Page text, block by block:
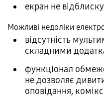
екран не
Можливі недоліки
відсутність
складними
функціонал
не дозволяє
оповідання,